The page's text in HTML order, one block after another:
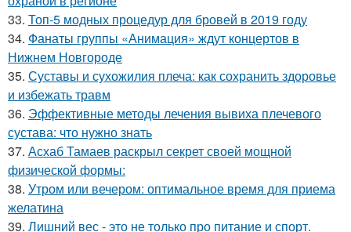
33. Топ-5 модных процедур для бровей в 2019 году
34. Фанаты группы «Анимация» ждут концертов в
Нижнем Новгороде
35. Суставы и сухожилия плеча: как сохранить здоровье
и избежать травм
36. Эффективные методы лечения вывиха плечевого
сустава: что нужно знать
37. Асхаб Тамаев раскрыл секрет своей мощной
физической формы:
38. Утром или вечером: оптимальное время для приема
желатина
39. Лишний вес - это не только про питание и спорт.